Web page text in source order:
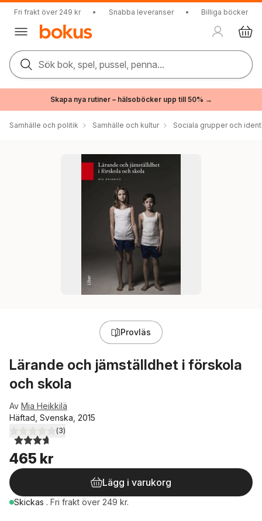
Fri frakt över 249 kr • Snabba leveranser • Billiga böcker
Sök bok, spel, pussel, penna...
Skapa nya rutiner – hälsoböcker upp till 50% →
Samhälle och politik Samhälle och kultur Sociala grupper och
Provläs
Lärande och jämställdhet i förskola
och skola
Av Mia Heikkilä
Häftad, Svenska, 2015
3,7utav 5 stjärnor. Totalt antal röster:
(3)
465 kr
Lägg i varukorg
Skickas . Fri frakt över 249 kr.